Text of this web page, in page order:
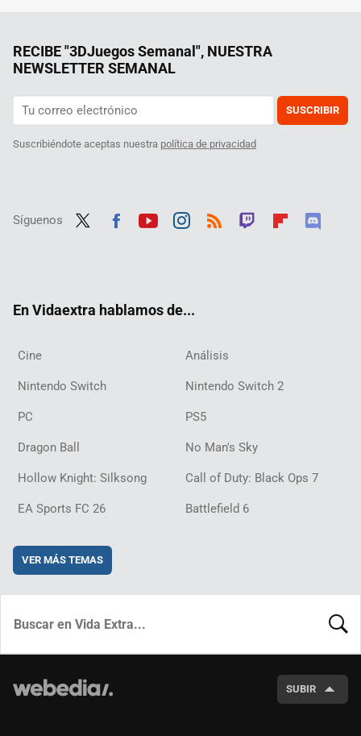
RECIBE "3DJuegos Semanal", NUESTRA
NEWSLETTER SEMANAL
SUSCRIBIR
Suscribiéndote aceptas nuestra política de privacidad
Síguenos
En Vidaextra hablamos de...
Cine Análisis
Nintendo Switch Nintendo Switch 2
PC PS5
Dragon Ball No Man's Sky
Hollow Knight: Silksong Call of Duty: Black Ops 7
EA Sports FC 26 Battlefield 6
VER MÁS TEMAS
SUBIR